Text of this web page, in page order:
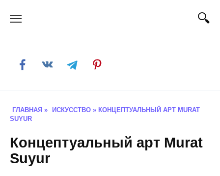
ГЛАВНАЯ » ИСКУССТВО » КОНЦЕПТУАЛЬНЫЙ АРТ MURAT
SUYUR
Концептуальный арт Murat
Suyur